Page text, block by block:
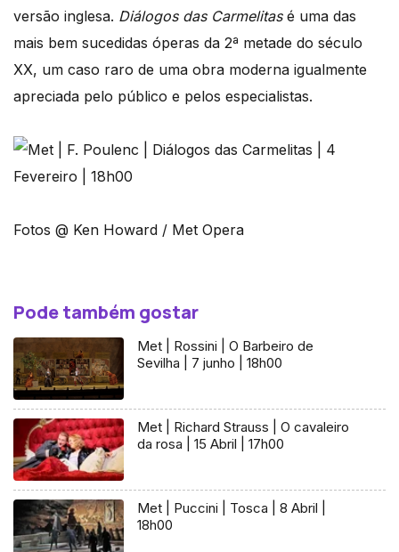
versão inglesa. Diálogos das Carmelitasé uma das
mais bem sucedidas óperas da 2ª metade do século
XX, um caso raro de uma obra moderna igualmente
apreciada pelo público e pelos especialistas.
Fotos @ Ken Howard / Met Opera
Pode também gostar
Met | Rossini | O Barbeiro de
Sevilha | 7 junho | 18h00
Met | Richard Strauss | O cavaleiro
da rosa | 15 Abril | 17h00
Met | Puccini | Tosca | 8 Abril |
18h00